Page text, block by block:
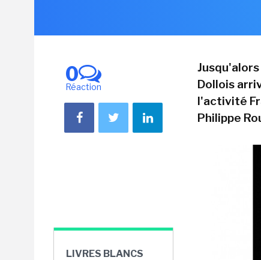
0
Réaction
LIVRES BLANCS
Dollois
l'activité
Philippe